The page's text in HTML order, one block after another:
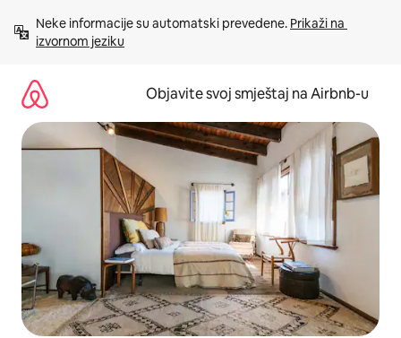
sadržaj
Neke informacije su automatski prevedene. Prikaži na
izvornom jeziku
Objavite svoj smještaj na Airbnb-u